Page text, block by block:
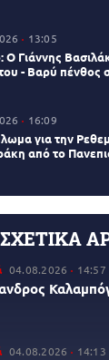
13:05
Ο Γιάννης
- Βαρύ πένθος
16:09
για την
από το
ΣΧΕΤΙΚΑ
04.08.2026 14:57
04.08.2026 14:13